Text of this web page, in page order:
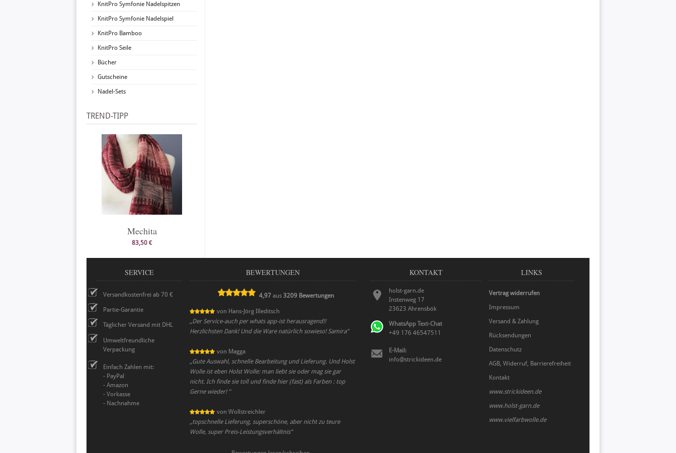
KnitPro Symfonie Nadelspitzen
KnitPro Symfonie Nadelspiel
KnitPro Bamboo
KnitPro Seile
Bücher
Gutscheine
Nadel-Sets
TREND-TIPP
Mechita
83,50 €
SERVICE
Versandkostenfrei ab 70 €
Partie-Garantie
Täglicher Versand mit DHL
Umweltfreundliche
Verpackung
Einfach Zahlen mit:
- PayPal
- Amazon
- Vorkasse
- Nachnahme
BEWERTUNGEN
4,97 aus3209 Bewertungen
von Hans-Jörg Illeditsch
„Der Service-auch per whats app-ist herausragend!!
Herzlichsten Dank! Und die Ware natürlich sowieso! Samira”
von Magga
„Gute Auswahl, schnelle Bearbeitung und Lieferung. Und Holst
Wolle ist eben Holst Wolle: man liebt sie oder mag sie gar
nicht. Ich finde sie toll und finde hier (fast) als Farben : top
Gerne wieder! ”
von Wollstreichler
„topschnelle Lieferung, superschöne, aber nicht zu teure
Wolle, super Preis-Leistungsverhältnis”
KONTAKT
holst-garn.de
Instenweg 17
23623 Ahrensbök
WhatsApp Text-Chat
+49 176 46547511
E-Mail:
info@strickideen.de
LINKS
Vertrag widerrufen
Impressum
Versand & Zahlung
Rücksendungen
Datenschutz
AGB, Widerruf, Barrierefreiheit
Kontakt
www.strickideen.de
www.holst-garn.de
www.vielfarbwolle.de